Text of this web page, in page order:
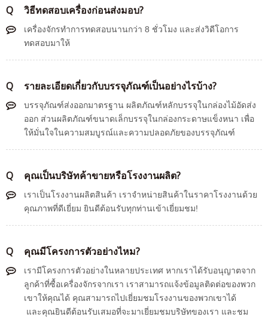
Q วิธีทดสอบเครื่องก่อนส่งมอบ?
เครื่องจักรทำการทดสอบนานกว่า 8 ชั่วโมง และส่งวิดีโอการ
ทดสอบมาให้
Q รายละเอียดเกี่ยวกับบรรจุภัณฑ์เป็นอย่างไรบ้าง?
บรรจุภัณฑ์ส่งออกมาตรฐาน ผลิตภัณฑ์หลักบรรจุในกล่องไม้อัดส่ง
ออก ส่วนผลิตภัณฑ์ขนาดเล็กบรรจุในกล่องกระดาษแข็งหนา เพื่อ
ให้มั่นใจในความสมบูรณ์และความปลอดภัยของบรรจุภัณฑ์
Q คุณเป็นบริษัทค้าขายหรือโรงงานผลิต?
เราเป็นโรงงานผลิตสินค้า เราจำหน่ายสินค้าในราคาโรงงานด้วย
คุณภาพที่ดีเยี่ยม ยินดีต้อนรับทุกท่านเข้าเยี่ยมชม!
Q คุณมีโครงการตัวอย่างไหม?
เรามีโครงการตัวอย่างในหลายประเทศ หากเราได้รับอนุญาตจาก
ลูกค้าที่ซื้อเครื่องจักรจากเรา เราสามารถแจ้งข้อมูลติดต่อของพวก
เขาให้คุณได้ คุณสามารถไปเยี่ยมชมโรงงานของพวกเขาได้
และคุณยินดีต้อนรับเสมอที่จะมาเยี่ยมชมบริษัทของเรา และชม